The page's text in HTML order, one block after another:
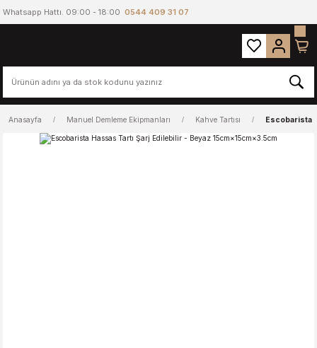
Whatsapp Hattı. 09:00 - 18:00 0544 409 31 07
Anasayfa Manuel Demleme Ekipmanları Kahve Tartısı Escobarista